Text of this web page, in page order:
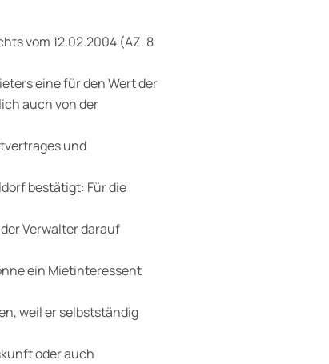
vom 12.02.2004 (AZ. 8
eine für den Wert der
auch von der
und
bestätigt: Für die
Verwalter darauf
ein Mietinteressent
weil er selbstständig
oder auch